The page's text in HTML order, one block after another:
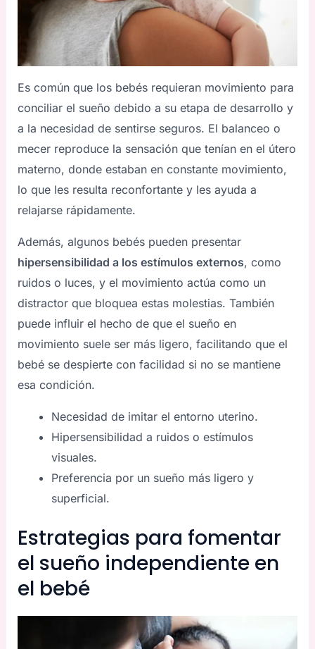
Es común que los bebés requieran movimiento para
conciliar el sueño debido a su etapa de desarrollo y
a la necesidad de sentirse seguros. El balanceo o
mecer reproduce la sensación que tenían en el útero
materno, donde estaban en constante movimiento,
lo que les resulta reconfortante y les ayuda a
relajarse rápidamente.
Además, algunos bebés pueden presentar
hipersensibilidad a los estímulos externos, como
ruidos o luces, y el movimiento actúa como un
distractor que bloquea estas molestias. También
puede influir el hecho de que el sueño en
movimiento suele ser más ligero, facilitando que el
bebé se despierte con facilidad si no se mantiene
esa condición.
Necesidad de imitar el entorno uterino.
Hipersensibilidad a ruidos o estímulos
visuales.
Preferencia por un sueño más ligero y
superficial.
Estrategias para fomentar
el sueño independiente en
el bebé